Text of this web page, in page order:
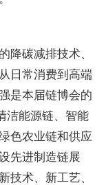
降碳减排技术、
日常消费到高端
是本届链博会的
洁能源链、智能
色农业链和供应
先进制造链展
技术、新工艺、